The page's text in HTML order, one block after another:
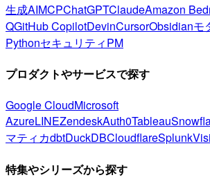
生成AIMCPChatGPTClaudeAmazon
QGitHub CopilotDevinCursorObsidianモ
PythonセキュリティPM
プロダクトやサービスで探す
Google CloudMicrosoft
AzureLINEZendeskAuth0Tableau
マティカdbtDuckDBCloudflareSplunk
特集やシリーズから探す